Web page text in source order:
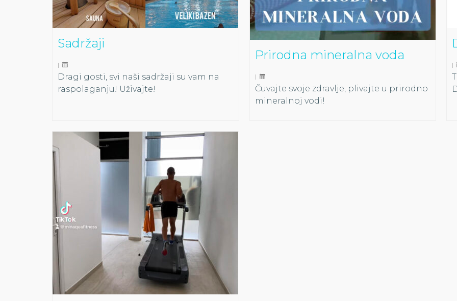
Sadržaji
|
Dragi gosti, svi naši sadržaji su vam na
raspolaganju! Uživajte!
Prirodna mineralna voda
|
Čuvajte svoje zdravlje, plivajte u prirodno
mineralnoj vodi!
|